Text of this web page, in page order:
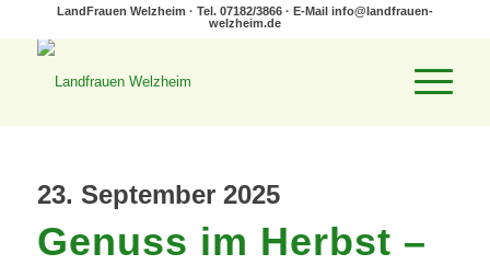
LandFrauen Welzheim · Tel. 07182/3866 · E-Mail info@landfrauen-
welzheim.de
23. September 2025
Genuss im Herbst –